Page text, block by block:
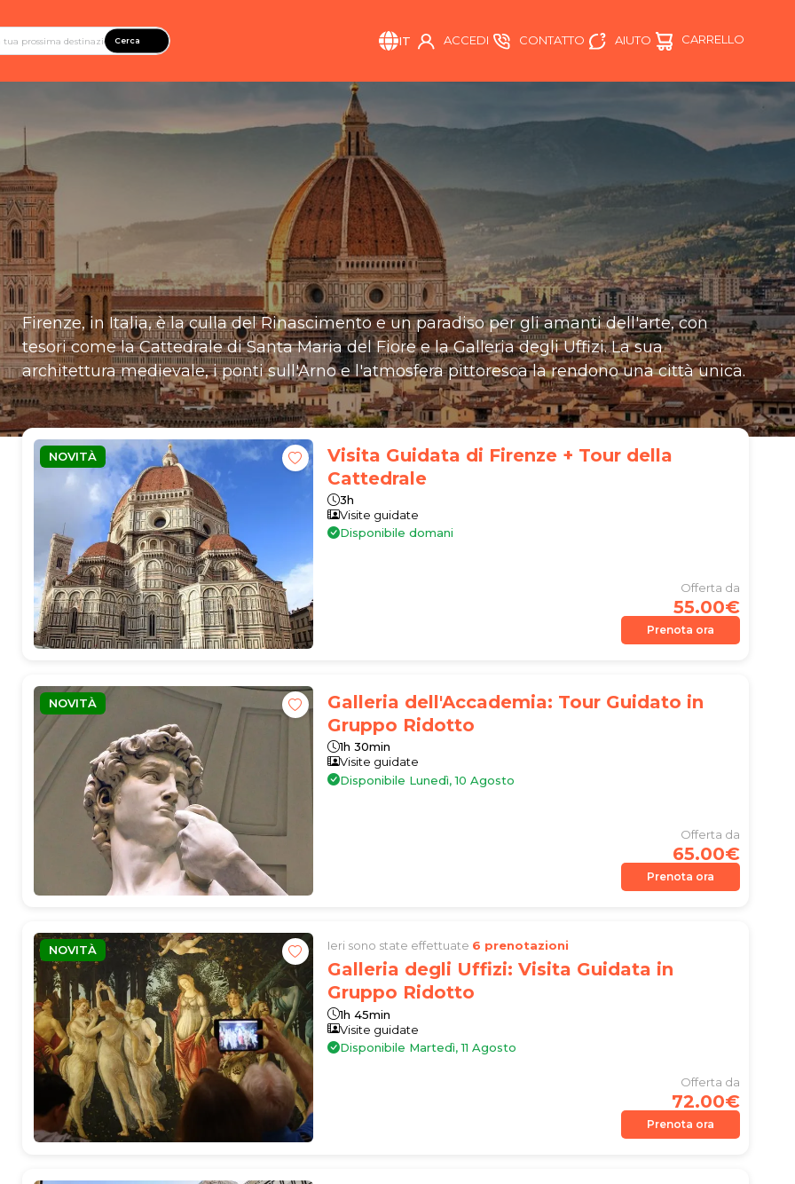
Cerca IT ACCEDI CONTATTO AIUTO CARRELLO
Firenze, in Italia, è la culla del Rinascimento e un paradiso per gli amanti dell'arte, con
tesori come la Cattedrale di Santa Maria del Fiore e la Galleria degli Uffizi. La sua
architettura medievale, i ponti sull'Arno e l'atmosfera pittoresca la rendono una città unica.
NOVITÀ
Visita Guidata di Firenze + Tour della
Cattedrale
3h
Visite guidate
Disponibile domani
Offerta da
55.00€
Prenota ora
NOVITÀ
Galleria dell'Accademia: Tour Guidato in
Gruppo Ridotto
1h 30min
Visite guidate
Disponibile Lunedì, 10 Agosto
Offerta da
65.00€
Prenota ora
NOVITÀ Ieri sono state effettuate 6 prenotazioni
Galleria degli Uffizi: Visita Guidata in
Gruppo Ridotto
1h 45min
Visite guidate
Disponibile Martedì, 11 Agosto
Offerta da
72.00€
Prenota ora